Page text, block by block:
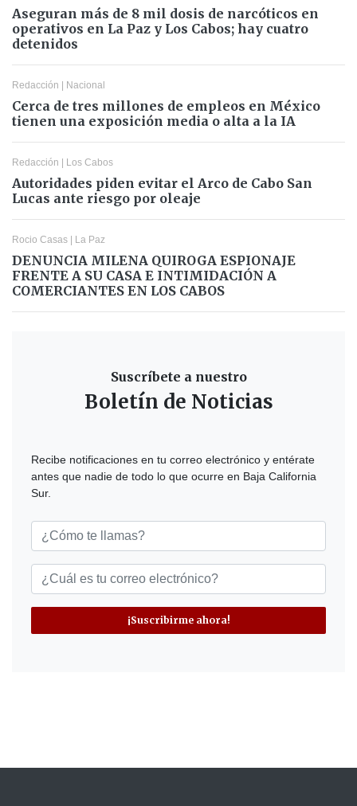
Aseguran más de 8 mil dosis de narcóticos en
operativos en La Paz y Los Cabos; hay cuatro
detenidos
Redacción Nacional
Cerca de tres millones de empleos en México
tienen una exposición media o alta a la IA
Redacción Los Cabos
Autoridades piden evitar el Arco de Cabo San
Lucas ante riesgo por oleaje
Rocio Casas La Paz
DENUNCIA MILENA QUIROGA ESPIONAJE
FRENTE A SU CASA E INTIMIDACIÓN A
COMERCIANTES EN LOS CABOS
Suscríbete a nuestro
Boletín de Noticias
Recibe notificaciones en tu correo electrónico y entérate
antes que nadie de todo lo que ocurre en Baja California
Sur.
¡Suscribirme ahora!